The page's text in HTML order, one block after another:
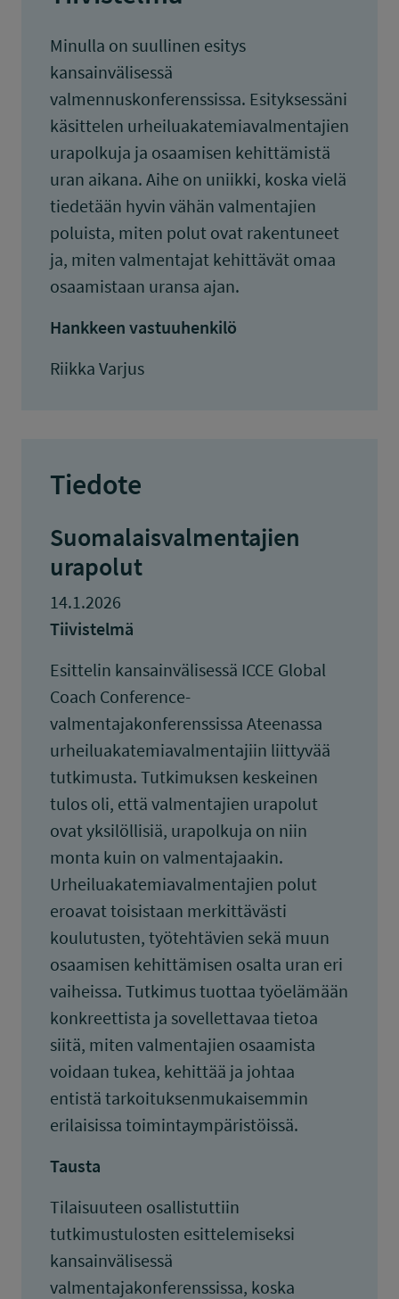
Minulla on suullinen esitys
kansainvälisessä
valmennuskonferenssissa. Esityksessäni
käsittelen urheiluakatemiavalmentajien
urapolkuja ja osaamisen kehittämistä
uran aikana. Aihe on uniikki, koska vielä
tiedetään hyvin vähän valmentajien
poluista, miten polut ovat rakentuneet
ja, miten valmentajat kehittävät omaa
osaamistaan uransa ajan.
Hankkeen vastuuhenkilö
Riikka Varjus
Tiedote
Suomalaisvalmentajien
urapolut
14.1.2026
Tiivistelmä
Esittelin kansainvälisessä ICCE Global
Coach Conference-
valmentajakonferenssissa Ateenassa
urheiluakatemiavalmentajiin liittyvää
tutkimusta. Tutkimuksen keskeinen
tulos oli, että valmentajien urapolut
ovat yksilöllisiä, urapolkuja on niin
monta kuin on valmentajaakin.
Urheiluakatemiavalmentajien polut
eroavat toisistaan merkittävästi
koulutusten, työtehtävien sekä muun
osaamisen kehittämisen osalta uran eri
vaiheissa. Tutkimus tuottaa työelämään
konkreettista ja sovellettavaa tietoa
siitä, miten valmentajien osaamista
voidaan tukea, kehittää ja johtaa
entistä tarkoituksenmukaisemmin
erilaisissa toimintaympäristöissä.
Tausta
Tilaisuuteen osallistuttiin
tutkimustulosten esittelemiseksi
kansainvälisessä
valmentajakonferenssissa, koska